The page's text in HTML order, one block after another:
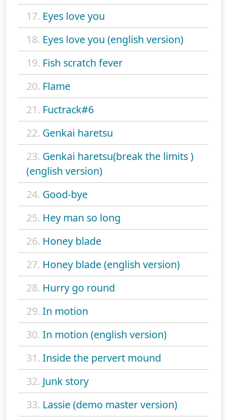
17. Eyes love you
18. Eyes love you (english version)
19. Fish scratch fever
20. Flame
21. Fuctrack#6
22. Genkai haretsu
23. Genkai haretsu(break the limits )
(english version)
24. Good-bye
25. Hey man so long
26. Honey blade
27. Honey blade (english version)
28. Hurry go round
29. In motion
30. In motion (english version)
31. Inside the pervert mound
32. Junk story
33. Lassie (demo master version)